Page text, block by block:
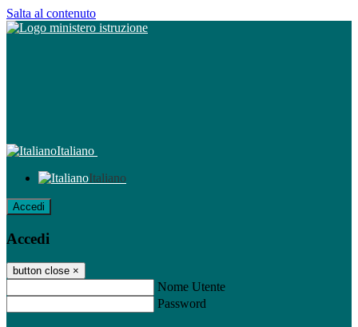
Salta al contenuto
Italiano
Italiano
Accedi
Accedi
button close ×
Nome Utente
Password